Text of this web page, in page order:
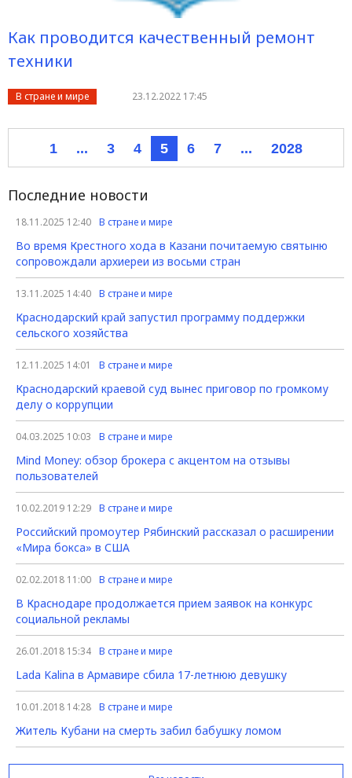
Как проводится качественный ремонт
техники
В стране и мире 23.12.2022 17:45
1 ... 3 4 5 6 7 ... 2028
Последние новости
18.11.2025 12:40 В стране и мире
Во время Крестного хода в Казани почитаемую святыню
сопровождали архиереи из восьми стран
13.11.2025 14:40 В стране и мире
Краснодарский край запустил программу поддержки
сельского хозяйства
12.11.2025 14:01 В стране и мире
Краснодарский краевой суд вынес приговор по громкому
делу о коррупции
04.03.2025 10:03 В стране и мире
Mind Money: обзор брокера с акцентом на отзывы
пользователей
10.02.2019 12:29 В стране и мире
Российский промоутер Рябинский рассказал о расширении
«Мира бокса» в США
02.02.2018 11:00 В стране и мире
В Краснодаре продолжается прием заявок на конкурс
социальной рекламы
26.01.2018 15:34 В стране и мире
Lada Kalina в Армавире сбила 17-летнюю девушку
10.01.2018 14:28 В стране и мире
Житель Кубани на смерть забил бабушку ломом